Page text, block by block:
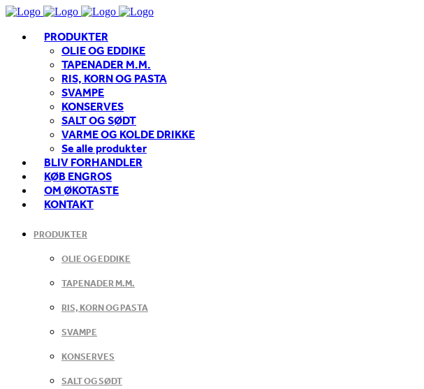
PRODUKTER
OLIE OG EDDIKE
TAPENADER M.M.
RIS, KORN OG PASTA
SVAMPE
KONSERVES
SALT OG SØDT
VARME OG KOLDE DRIKKE
Se alle produkter
BLIV FORHANDLER
KØB ENGROS
OM ØKOTASTE
KONTAKT
PRODUKTER
OLIE OG EDDIKE
TAPENADER M.M.
RIS, KORN OG PASTA
SVAMPE
KONSERVES
SALT OG SØDT